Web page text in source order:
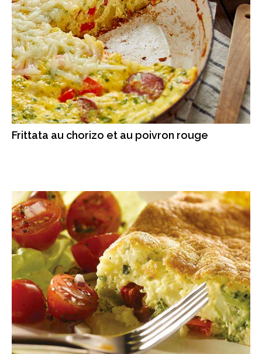
Frittata au chorizo et au poivron rouge